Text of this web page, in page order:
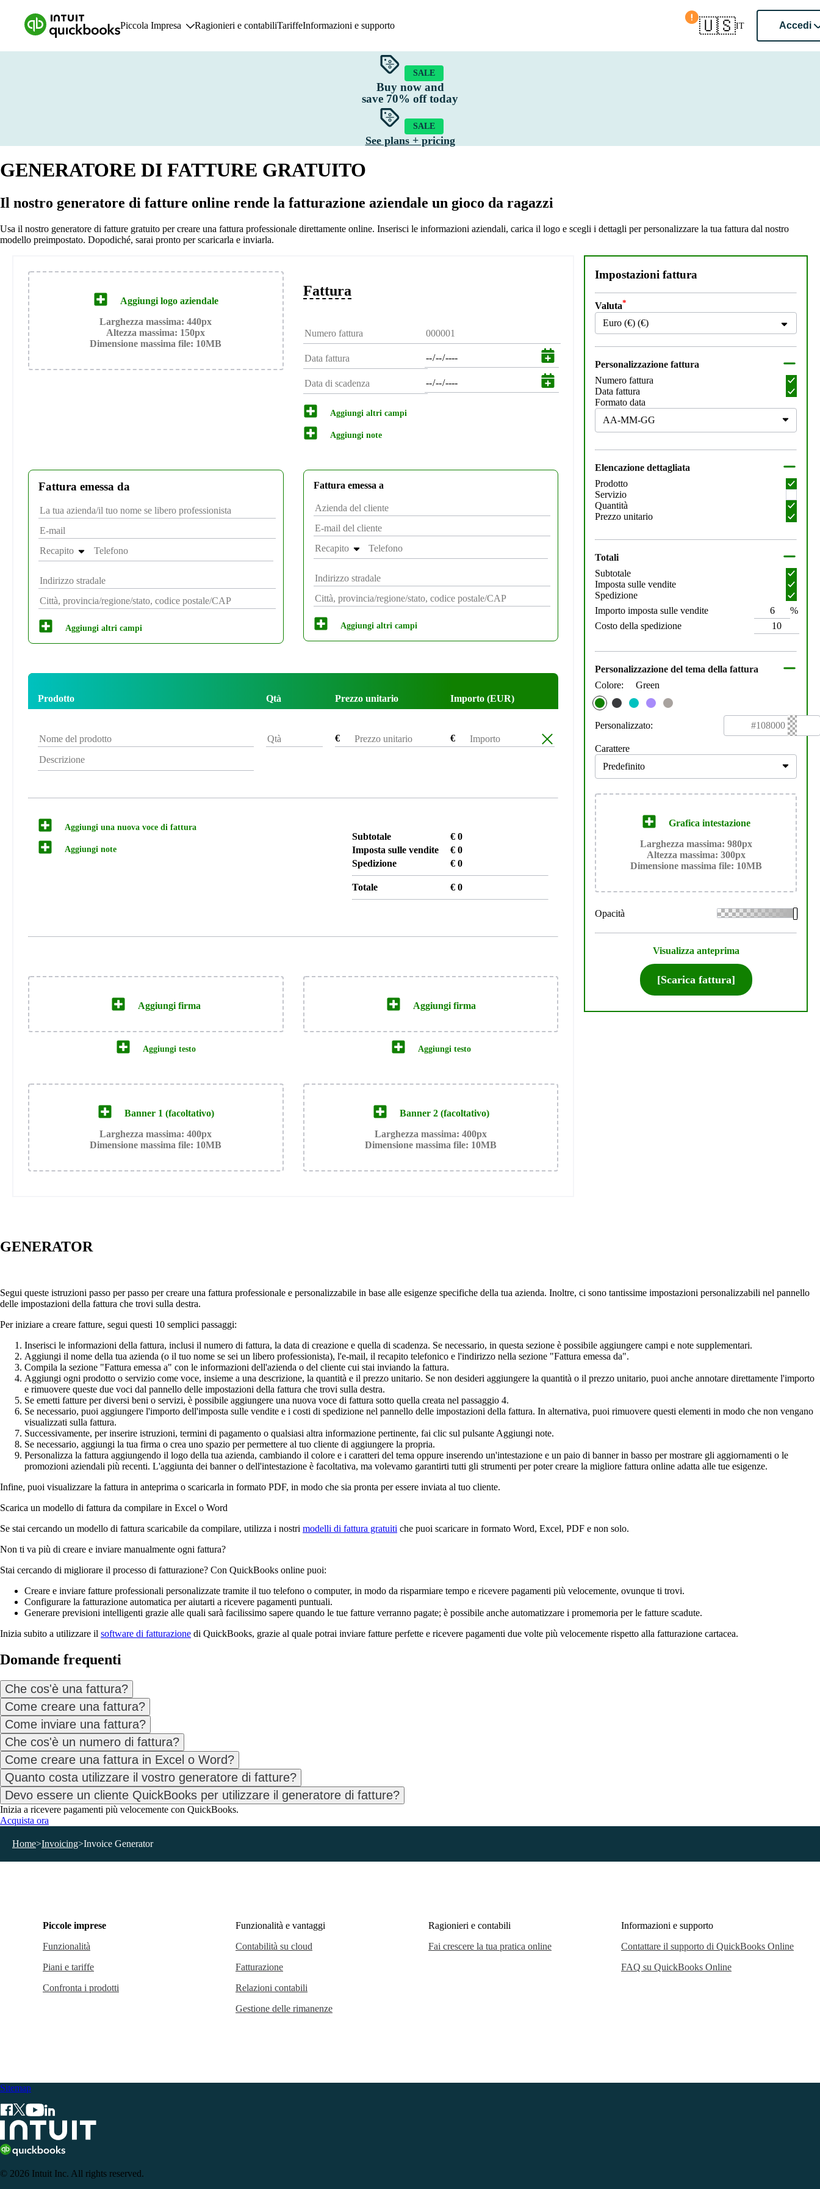
Piccola Impresa Ragionieri e contabiliTariffeInformazioni e supporto 🇺🇸IT Accedi
Gestione delle rimanenze
Migrazione dei dati
Tracciabilità GST e IVA
Registro delle spese
App mobile per la contabilità
Conferma il paese
SALE
Buy now and
save 70% off today
SALE
See plans + pricing
GENERATORE DI FATTURE GRATUITO
Il nostro generatore di fatture online rende la fatturazione aziendale un gioco da ragazzi
Usa il nostro generatore di fatture gratuito per creare una fattura professionale direttamente online. Inserisci le informazioni aziendali, carica il logo e scegli i dettagli per personalizzare la tua fattura dal nostro
modello preimpostato. Dopodiché, sarai pronto per scaricarla e inviarla.
Aggiungi logo aziendale
Larghezza massima: 440px
Altezza massima: 150px
Dimensione massima file: 10MB
Fattura
Aggiungi altri campi
Aggiungi note
Fattura emessa da
Recapito
Aggiungi altri campi
Fattura emessa a
Recapito
Aggiungi altri campi
Prodotto Qtà Prezzo unitario Importo (EUR)
€ €
Aggiungi una nuova voce di fattura
Aggiungi note
Subtotale € 0
Imposta sulle vendite
€ 0
Spedizione
€ 0
Totale € 0
Aggiungi firma
Aggiungi testo
Aggiungi firma
Aggiungi testo
Banner 1 (facoltativo)
Larghezza massima: 400px
Dimensione massima file: 10MB
Banner 2 (facoltativo)
Larghezza massima: 400px
Dimensione massima file: 10MB
Impostazioni fattura
Valuta*
Euro (€) (€)
Personalizzazione fattura
Numero fattura
Data fattura
Formato data
Elencazione dettagliata
Prodotto
Servizio
Quantità
Prezzo unitario
Totali
Subtotale
Imposta sulle vendite
Spedizione
Importo imposta sulle vendite
%
Costo della spedizione
Personalizzazione del tema della fattura
Colore:
Green
Personalizzato:
Carattere
Grafica intestazione
Larghezza massima: 980px
Altezza massima: 300px
Dimensione massima file: 10MB
Opacità
Visualizza anteprima
[Scarica fattura]
GENERATOR
Segui queste istruzioni passo per passo per creare una fattura professionale e personalizzabile in base alle esigenze specifiche della tua azienda. Inoltre, ci sono tantissime impostazioni personalizzabili nel pannello
delle impostazioni della fattura che trovi sulla destra.
Per iniziare a creare fatture, segui questi 10 semplici passaggi:
Inserisci le informazioni della fattura, inclusi il numero di fattura, la data di creazione e quella di scadenza. Se necessario, in questa sezione è possibile aggiungere campi e note supplementari.
Aggiungi il nome della tua azienda (o il tuo nome se sei un libero professionista), l'e-mail, il recapito telefonico e l'indirizzo nella sezione "Fattura emessa da".
Compila la sezione "Fattura emessa a" con le informazioni dell'azienda o del cliente cui stai inviando la fattura.
Aggiungi ogni prodotto o servizio come voce, insieme a una descrizione, la quantità e il prezzo unitario. Se non desideri aggiungere la quantità o il prezzo unitario, puoi anche annotare direttamente l'importo
e rimuovere queste due voci dal pannello delle impostazioni della fattura che trovi sulla destra.
Se emetti fatture per diversi beni o servizi, è possibile aggiungere una nuova voce di fattura sotto quella creata nel passaggio 4.
Se necessario, puoi aggiungere l'importo dell'imposta sulle vendite e i costi di spedizione nel pannello delle impostazioni della fattura. In alternativa, puoi rimuovere questi elementi in modo che non vengano
visualizzati sulla fattura.
Successivamente, per inserire istruzioni, termini di pagamento o qualsiasi altra informazione pertinente, fai clic sul pulsante Aggiungi note.
Se necessario, aggiungi la tua firma o crea uno spazio per permettere al tuo cliente di aggiungere la propria.
Personalizza la fattura aggiungendo il logo della tua azienda, cambiando il colore e i caratteri del tema oppure inserendo un'intestazione e un paio di banner in basso per mostrare gli aggiornamenti o le
promozioni aziendali più recenti. L'aggiunta dei banner o dell'intestazione è facoltativa, ma volevamo garantirti tutti gli strumenti per poter creare la migliore fattura online adatta alle tue esigenze.
Infine, puoi visualizzare la fattura in anteprima o scaricarla in formato PDF, in modo che sia pronta per essere inviata al tuo cliente.
Scarica un modello di fattura da compilare in Excel o Word
Se stai cercando un modello di fattura scaricabile da compilare, utilizza i nostri modelli di fattura gratuiti che puoi scaricare in formato Word, Excel, PDF e non solo.
Non ti va più di creare e inviare manualmente ogni fattura?
Stai cercando di migliorare il processo di fatturazione? Con QuickBooks online puoi:
Creare e inviare fatture professionali personalizzate tramite il tuo telefono o computer, in modo da risparmiare tempo e ricevere pagamenti più velocemente, ovunque ti trovi.
Configurare la fatturazione automatica per aiutarti a ricevere pagamenti puntuali.
Generare previsioni intelligenti grazie alle quali sarà facilissimo sapere quando le tue fatture verranno pagate; è possibile anche automatizzare i promemoria per le fatture scadute.
Inizia subito a utilizzare il software di fatturazione di QuickBooks, grazie al quale potrai inviare fatture perfette e ricevere pagamenti due volte più velocemente rispetto alla fatturazione cartacea.
Domande frequenti
Che cos'è una fattura?
Come creare una fattura?
Come inviare una fattura?
Che cos'è un numero di fattura?
Come creare una fattura in Excel o Word?
Quanto costa utilizzare il vostro generatore di fatture?
Devo essere un cliente QuickBooks per utilizzare il generatore di fatture?
Inizia a ricevere pagamenti più velocemente con QuickBooks.
Acquista ora
Home>Invoicing>Invoice Generator
Piccole imprese
Funzionalità
Piani e tariffe
Confronta i prodotti
Funzionalità e vantaggi
Contabilità su cloud
Fatturazione
Relazioni contabili
Gestione delle rimanenze
Ragionieri e contabili
Fai crescere la tua pratica online
Informazioni e supporto
Contattare il supporto di QuickBooks Online
FAQ su QuickBooks Online
Sitemap
© 2026 Intuit Inc. All rights reserved.